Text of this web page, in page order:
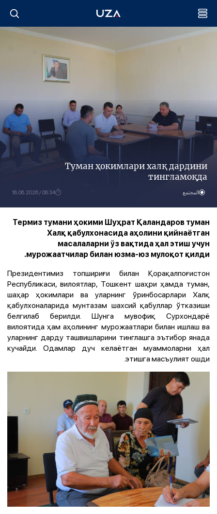
Туман ҳокимлари халқ дардини
тингламоқда
المجتمع 08:34 / 18.06.2026
Термиз тумани ҳокими Шуҳрат Қаландаров туман
Халқ қабулхонасида аҳолини қийнаётган
масалаларни ўз вақтида ҳал этиш учун
мурожаатчилар билан юзма-юз мулоқот қилди.
Президентимиз топшириғи билан Қорақалпоғистон
Республикаси, вилоятлар, Тошкент шаҳри ҳамда туман,
шаҳар ҳокимлари ва уларнинг ўринбосарлари Халқ
қабулхоналарида мунтазам шахсий қабуллар ўтказиши
белгилаб берилди. Шунга мувофиқ Сурхондарё
вилоятида ҳам аҳолининг мурожаатлари билан ишлаш ва
уларнинг дарду ташвишларини тинглашга эътибор янада
кучайди. Одамлар дуч келаётган муаммоларни ҳал
этишга масъулият ошди.